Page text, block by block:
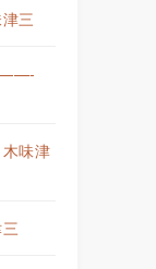
三
——-
味津